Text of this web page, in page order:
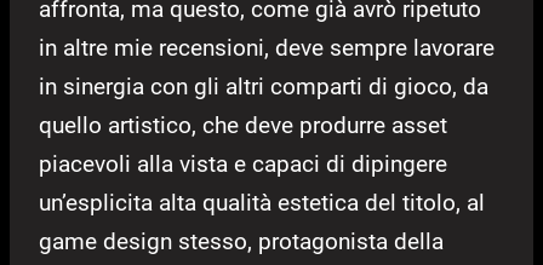
affronta, ma questo, come già avrò ripetuto
in altre mie recensioni, deve sempre lavorare
in sinergia con gli altri comparti di gioco, da
quello artistico, che deve produrre asset
piacevoli alla vista e capaci di dipingere
un’esplicita alta qualità estetica del titolo, al
game design stesso, protagonista della